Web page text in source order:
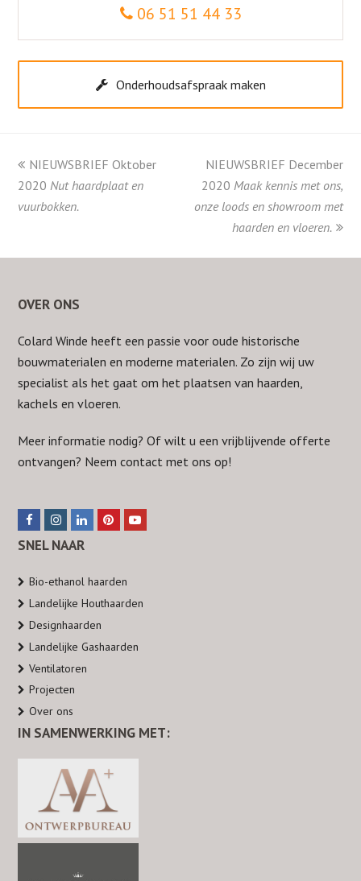
06 51 51 44 33
Onderhoudsafspraak maken
Vorige
tab:
NIEUWSBRIEF Oktober
2020Nut haardplaat en
vuurbokken.
next
post:
NIEUWSBRIEF December
2020 Maak kennis met ons,
onze loods en showroom met
haarden en vloeren.
OVER ONS
Colard Winde heeft een passie voor oude historische
bouwmaterialen en moderne materialen. Zo zijn wij uw
specialist als het gaat om het plaatsen van haarden,
kachels en vloeren.
Meer informatie nodig? Of wilt u een vrijblijvende offerte
ontvangen? Neemcontact met ons op!
F
a
e
b
o
o
k
I
n
t
a
g
r
a
m
k
e
d
I
t
e
e
u
SNEL NAAR
Bio-ethanol haarden
Landelijke Houthaarden
Designhaarden
Landelijke Gashaarden
Ventilatoren
Projecten
Over ons
IN SAMENWERKING MET: